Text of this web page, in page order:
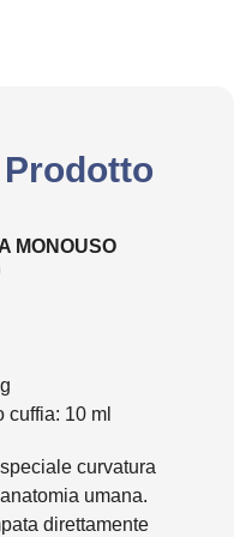
MONOUSO
cuffia: 10 ml
curvatura
umana.
direttamente